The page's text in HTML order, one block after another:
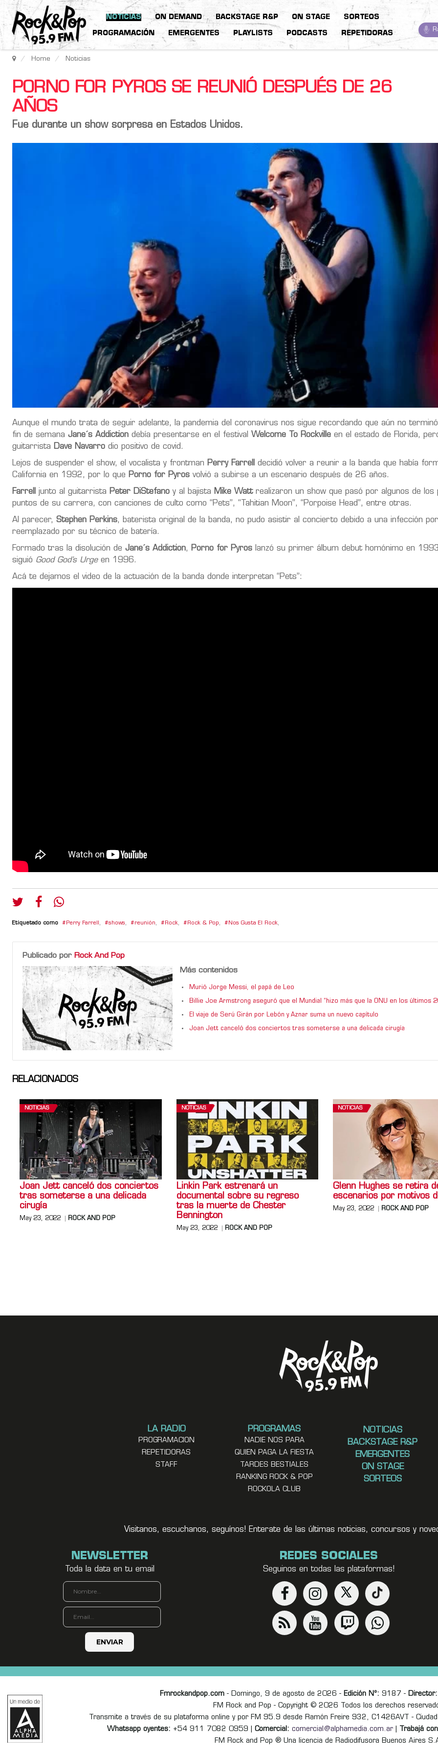
NOTICIAS ON DEMAND BACKSTAGE R&P ON STAGE SORTEOS
PROGRAMACIÓN EMERGENTES PLAYLISTS PODCASTS REPETIDORAS
Home Noticias
PORNO FOR PYROS SE REUNIÓ DESPUÉS DE 26
AÑOS
Fue durante un show sorpresa en Estados Unidos.
Aunque el mundo trata de seguir adelante, la pandemia del coronavirus nos sigue recordando que aún no
fin de semana Jane´s Addiction debía presentarse en el festival Welcome To Rockville en el estado de Florida,
guitarrista Dave Navarro dio positivo de covid.
Lejos de suspender el show, el vocalista y frontman Perry Farrell
decidió volver a reunir a la banda que había
California en 1992, por lo que Porno for Pyros volvió a subirse a un escenario después de 26 años.
Farrell junto al guitarrista Peter DiStefano y al bajista Mike Wattrealizaron un show que pasó por algunos de los
puntos de su carrera, con canciones de culto como “Pets”, “Tahitian Moon”, “Porpoise Head”, entre otras.
Al parecer, Stephen Perkins, baterista original de la banda, no pudo asistir al concierto debido a una infección
reemplazado por su técnico de batería.
Formado tras la disolución de Jane´s Addiction, Porno for Pyros lanzó su primer álbum debut homónimo en
siguió Good God’s Urgeen 1996.
Acá te dejamos el video de la actuación de la banda donde interpretan “Pets”:
Etiquetado como Perry Farrell , shows, reunión, Rock, Rock & Pop, Nos Gusta El Rock,
Publicado por Rock And Pop
Más contenidos
Murió Jorge Messi, el papá de Leo
Billie Joe Armstrong aseguró que el Mundial “hizo más que la ONU en los últimos
El viaje de Serú Girán por Lebón y Aznar suma un nuevo capítulo
Joan Jett canceló dos conciertos tras someterse a una delicada cirugía
RELACIONADOS
NOTICIAS
Joan Jett canceló dos conciertos
tras someterse a una delicada
cirugía
May 23, 2022 ROCK AND POP
NOTICIAS
Linkin Park estrenará un
documental sobre su regreso
tras la muerte de Chester
Bennington
May 23, 2022 ROCK AND POP
NOTICIAS
Glenn Hughes se retira
escenarios por motivos
May 23, 2022 ROCK AND POP
LA RADIO
PROGRAMACION
REPETIDORAS
STAFF
PROGRAMAS
NADIE NOS PARA
QUIEN PAGA LA FIESTA
TARDES BESTIALES
RANKING ROCK & POP
ROCKOLA CLUB
NOTICIAS
BACKSTAGE R&P
EMERGENTES
ON STAGE
SORTEOS
Visitanos, escuchanos, seguínos! Enterate de las últimas noticias, concursos y
NEWSLETTER
Toda la data en tu email
REDES SOCIALES
Seguinos en todas las plataformas!
Fmrockandpop.com - Domingo, 9 de agosto de 2026 - Edición Nº: 9187 - Director:
FM Rock and Pop - Copyright © 2026 Todos los derechos
Transmite a través de su plataforma online y por FM 95.9 desde Ramón Freire 932, C1426AVT -
Whatsapp oyentes: +54 911 7082 0959 | Comercial: comercial@alphamedia.com.ar| Trabajá
FM Rock and Pop ® Una licencia de Radiodifusora Buenos Aires